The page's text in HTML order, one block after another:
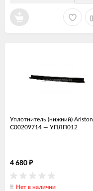
Уплотнитель (нижний) Ariston
С00209714 — УПЛП012
4 680 ₽
Нет в наличии